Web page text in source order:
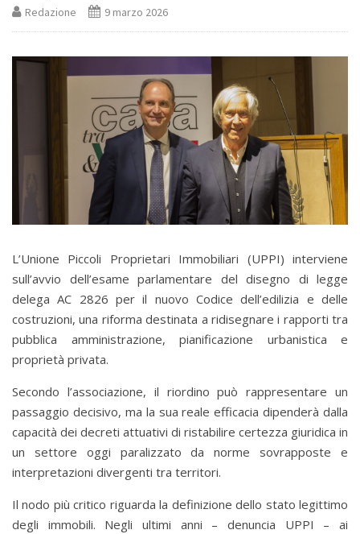
Redazione 9 marzo 2026
L’Unione Piccoli Proprietari Immobiliari (UPPI) interviene
sull’avvio dell’esame parlamentare del disegno di legge
delega AC 2826 per il nuovo Codice dell’edilizia e delle
costruzioni, una riforma destinata a ridisegnare i rapporti tra
pubblica amministrazione, pianificazione urbanistica e
proprietà privata.
Secondo l’associazione, il riordino può rappresentare un
passaggio decisivo, ma la sua reale efficacia dipenderà dalla
capacità dei decreti attuativi di ristabilire certezza giuridica in
un settore oggi paralizzato da norme sovrapposte e
interpretazioni divergenti tra territori.
Il nodo più critico riguarda la definizione dello stato legittimo
degli immobili. Negli ultimi anni – denuncia UPPI – ai